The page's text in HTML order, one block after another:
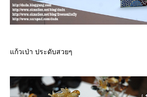
ก้วเป่า ประดับสวยๆ